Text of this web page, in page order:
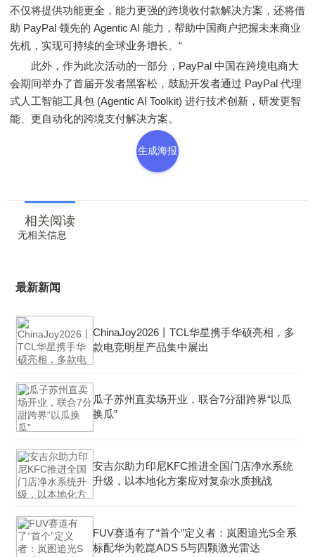
不仅将提供功能更全，能力更强的跨境收付款解决方案，还将借
助 PayPal 领先的 Agentic AI 能力，帮助中国商户把握未来商业
先机，实现可持续的全球业务增长。“
此外，作为此次活动的一部分，PayPal 中国在跨境电商大
会期间举办了首届开发者黑客松，鼓励开发者通过 PayPal 代理
式人工智能工具包 (Agentic AI Toolkit) 进行技术创新，研发更智
能、更自动化的跨境支付解决方案。
生成海报
相关阅读
无相关信息
最新新闻
ChinaJoy2026丨TCL华星携手华硕亮相，多
款电竞明星产品集中展出
瓜子苏州直卖场开业，联合7分甜跨界“以瓜
换瓜”
安吉尔助力印尼KFC推进全国门店净水系统
升级，以本地化方案应对复杂水质挑战
FUV赛道有了“首个”定义者：岚图追光S全系
标配华为乾崑ADS 5与四颗激光雷达